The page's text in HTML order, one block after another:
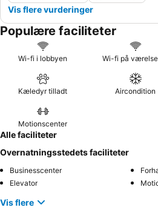
Vis flere vurderinger
Populære faciliteter
Wi-fi i lobbyen Wi-fi på
Kæledyr tilladt Aircondition
Motionscenter
Alle faciliteter
Overnatningsstedets faciliteter
Businesscenter
Elevator
Vis flere